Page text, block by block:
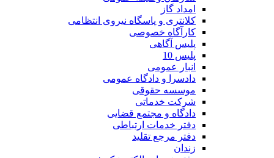
امداد گاز
کلانتری و پاسگاه نیروی انتظامی
کارآگاه خصوصی
پلیس آگاهی
پلیس 10
انبار عمومی
دادسرا و دادگاه عمومی
موسسه حقوقی
شرکت خدماتی
دادگاه و مجتمع قضایی
دفتر خدمات ارتباطی
دفتر مرجع تقلید
زندان